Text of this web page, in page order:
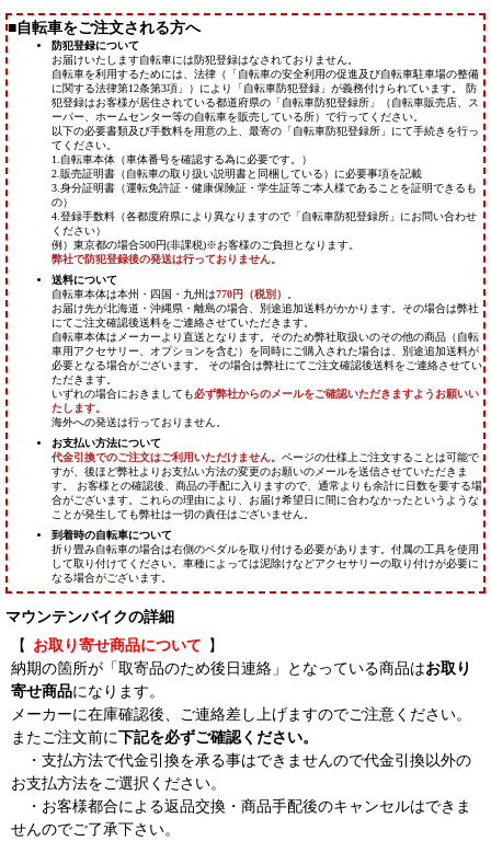
■自転車をご注文される方へ
マウンテンバイクの詳細
【 お取り寄せ商品について 】
納期の箇所が「取寄品のため後日連絡」となっている商品はお取り
寄せ商品になります。
メーカーに在庫確認後、ご連絡差し上げますのでご注意ください。
またご注文前に下記を必ずご確認ください。
・支払方法で代金引換を承る事はできませんので代金引換以外の
お支払方法をご選択ください。
・お客様都合による返品交換・商品手配後のキャンセルはできま
せんのでご了承下さい。